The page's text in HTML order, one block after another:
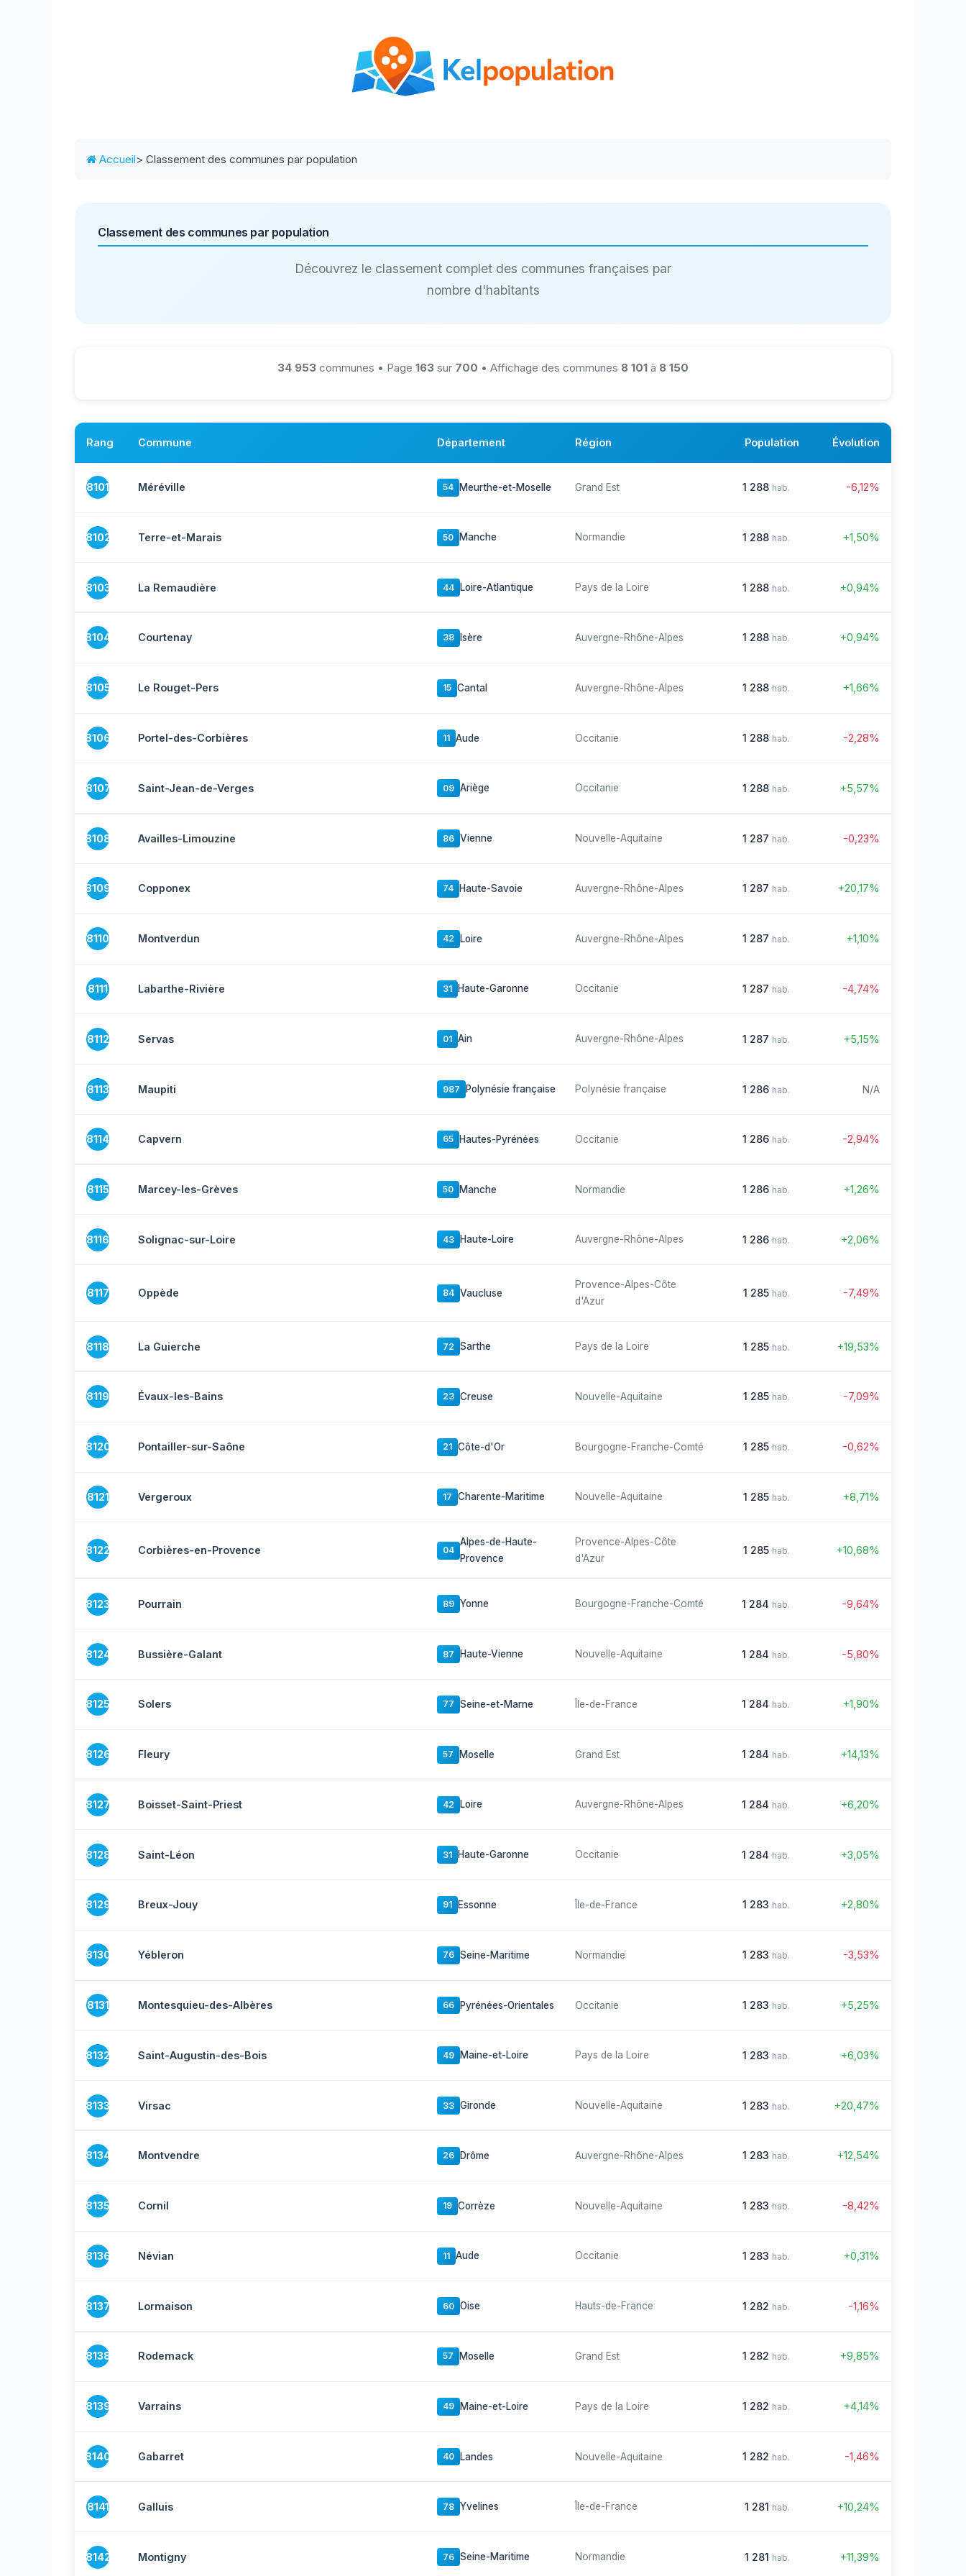
Accueil> Classement des communes par population
Classement des communes par population
Découvrez le classement complet des communes françaises par
nombre d'habitants
34 953 communes • Page 163 sur 700 • Affichage des communes 8 101 à 8 150
Rang Commune Département Région Population Évolution
8101 Méréville 54 Meurthe-et-Moselle Grand Est 1 288 hab. -6,12%
8102 Terre-et-Marais 50 Manche Normandie 1 288 hab. +1,50%
8103 La Remaudière 44 Loire-Atlantique Pays de la Loire 1 288 hab. +0,94%
8104 Courtenay 38 Isère Auvergne-Rhône-Alpes 1 288 hab. +0,94%
8105 Le Rouget-Pers 15 Cantal Auvergne-Rhône-Alpes 1 288 hab. +1,66%
8106 Portel-des-Corbières 11 Aude Occitanie 1 288 hab. -2,28%
8107 Saint-Jean-de-Verges 09 Ariège Occitanie 1 288 hab. +5,57%
8108 Availles-Limouzine 86 Vienne Nouvelle-Aquitaine 1 287 hab. -0,23%
8109 Copponex 74 Haute-Savoie Auvergne-Rhône-Alpes 1 287 hab. +20,17%
8110 Montverdun 42 Loire Auvergne-Rhône-Alpes 1 287 hab. +1,10%
8111 Labarthe-Rivière 31 Haute-Garonne Occitanie 1 287 hab. -4,74%
8112 Servas 01 Ain Auvergne-Rhône-Alpes 1 287 hab. +5,15%
8113 Maupiti 987 Polynésie française Polynésie française 1 286 hab. N/A
8114 Capvern 65 Hautes-Pyrénées Occitanie 1 286 hab. -2,94%
8115 Marcey-les-Grèves 50 Manche Normandie 1 286 hab. +1,26%
8116 Solignac-sur-Loire 43 Haute-Loire Auvergne-Rhône-Alpes 1 286 hab. +2,06%
8117 Oppède 84 Vaucluse
Provence-Alpes-Côte
d'Azur
1 285 hab. -7,49%
8118 La Guierche 72 Sarthe Pays de la Loire 1 285 hab. +19,53%
8119 Évaux-les-Bains 23 Creuse Nouvelle-Aquitaine 1 285 hab. -7,09%
8120 Pontailler-sur-Saône 21 Côte-d'Or Bourgogne-Franche-Comté 1 285 hab. -0,62%
8121 Vergeroux 17 Charente-Maritime Nouvelle-Aquitaine 1 285 hab. +8,71%
8122 Corbières-en-Provence 04
Alpes-de-Haute-
Provence
Provence-Alpes-Côte
d'Azur
1 285 hab. +10,68%
8123 Pourrain 89 Yonne Bourgogne-Franche-Comté 1 284 hab. -9,64%
8124 Bussière-Galant 87 Haute-Vienne Nouvelle-Aquitaine 1 284 hab. -5,80%
8125 Solers 77 Seine-et-Marne Île-de-France 1 284 hab. +1,90%
8126 Fleury 57 Moselle Grand Est 1 284 hab. +14,13%
8127 Boisset-Saint-Priest 42 Loire Auvergne-Rhône-Alpes 1 284 hab. +6,20%
8128 Saint-Léon 31 Haute-Garonne Occitanie 1 284 hab. +3,05%
8129 Breux-Jouy 91 Essonne Île-de-France 1 283 hab. +2,80%
8130 Yébleron 76 Seine-Maritime Normandie 1 283 hab. -3,53%
8131 Montesquieu-des-Albères 66 Pyrénées-Orientales Occitanie 1 283 hab. +5,25%
8132 Saint-Augustin-des-Bois 49 Maine-et-Loire Pays de la Loire 1 283 hab. +6,03%
8133 Virsac 33 Gironde Nouvelle-Aquitaine 1 283 hab. +20,47%
8134 Montvendre 26 Drôme Auvergne-Rhône-Alpes 1 283 hab. +12,54%
8135 Cornil 19 Corrèze Nouvelle-Aquitaine 1 283 hab. -8,42%
8136 Névian 11 Aude Occitanie 1 283 hab. +0,31%
8137 Lormaison 60 Oise Hauts-de-France 1 282 hab. -1,16%
8138 Rodemack 57 Moselle Grand Est 1 282 hab. +9,85%
8139 Varrains 49 Maine-et-Loire Pays de la Loire 1 282 hab. +4,14%
8140 Gabarret 40 Landes Nouvelle-Aquitaine 1 282 hab. -1,46%
8141 Galluis 78 Yvelines Île-de-France 1 281 hab. +10,24%
8142 Montigny 76 Seine-Maritime Normandie 1 281 hab. +11,39%